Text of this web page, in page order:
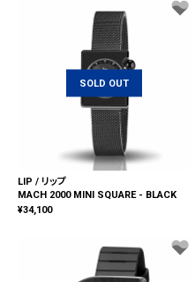
SOLD OUT
LIP / リップ
MACH 2000 MINI SQUARE - BLACK
¥34,100